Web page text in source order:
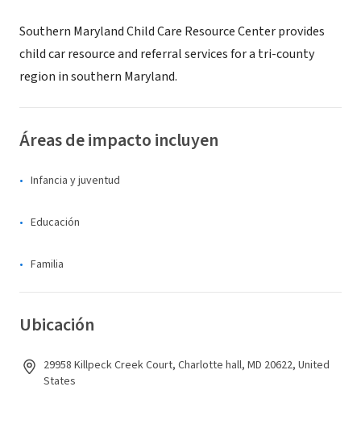
Southern Maryland Child Care Resource Center provides
child car resource and referral services for a tri-county
region in southern Maryland.
Áreas de impacto incluyen
Infancia y juventud
Educación
Familia
Ubicación
29958 Killpeck Creek Court, Charlotte hall, MD 20622, United
States